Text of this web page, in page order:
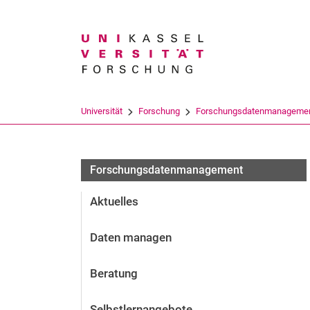
Universität Forschung
Forschungsdatenmanagement
Aktuelles
Daten managen
Beratung